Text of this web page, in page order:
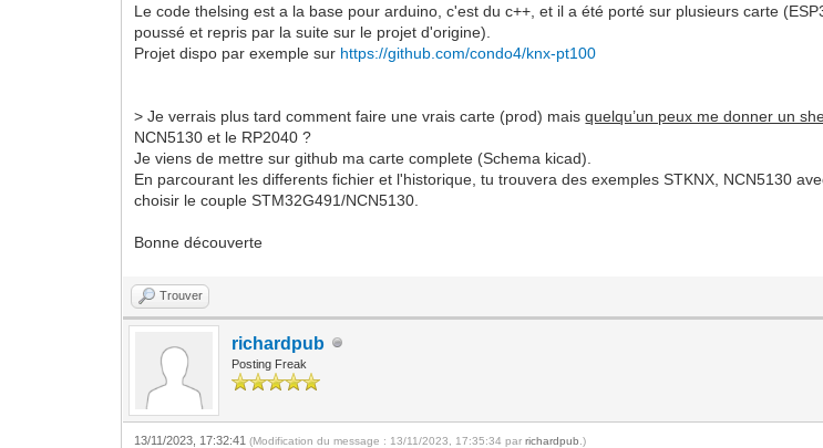
Le code thelsing est a la base pour arduino, c'est du c++, et il a été porté sur plusieurs carte
poussé et repris par la suite sur le projet d'origine).
Projet dispo par exemple sur https://github.com/condo4/knx-pt100
> Je verrais plus tard comment faire une vrais carte (prod) maisquelqu’un peux me donner un
NCN5130 et le RP2040 ?
Je viens de mettre sur github ma carte complete (Schema kicad).
En parcourant les differents fichier et l'historique, tu trouvera des exemples STKNX, NCN5130
choisir le couple STM32G491/NCN5130.
Bonne découverte
Trouver
richardpub
Posting Freak
13/11/2023, 17:32:41(Modification du message : 13/11/2023, 17:35:34 parrichardpub .)